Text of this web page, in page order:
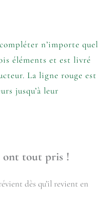
n’importe quel
éléments et est livré
La ligne rouge est
jusqu’à leur
ont tout pris !
dès qu’il revient en